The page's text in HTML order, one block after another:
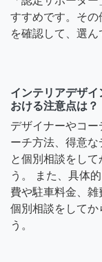
すすめです。そ
を確認して、選ん
インテリアデザ
おける注意点は？
デザイナーやコ
ーチ方法、得意
と個別相談をし
う。 また、具体
費や駐車料金、
個別相談をしてか
う。